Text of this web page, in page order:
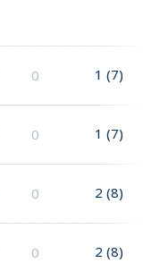
0 1 (7)
0 1 (7)
0 2 (8)
0 2 (8)